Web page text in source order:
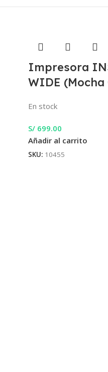
Impresora
WIDE (Mocha
En stock
S/ 699.00
Añadir al carrito
SKU: 10455